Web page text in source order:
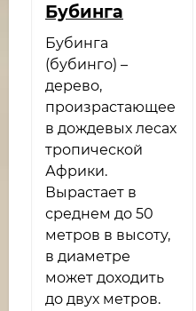
​Бубинга
Бубинга
(бубинго) –
дерево,
произрастающее
в дождевых лесах
тропической
Африки.
Вырастает в
среднем до 50
метров в высоту,
в диаметре
может доходить
до двух метров.